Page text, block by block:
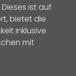
Dieses ist auf
bietet die
inklusive
mit